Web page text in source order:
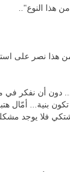
هذا النوع"..
هذا نصر على
دون أن نفكر في
بنية... أمّال
فلا يوجد